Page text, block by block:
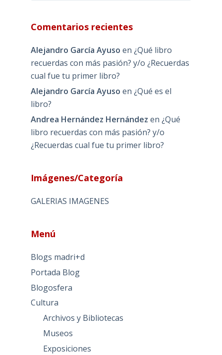
Comentarios recientes
Alejandro García Ayuso en ¿Qué libro
recuerdas con más pasión? y/o ¿Recuerdas
cual fue tu primer libro?
Alejandro García Ayuso en ¿Qué es el
libro?
Andrea Hernández Hernández en ¿Qué
libro recuerdas con más pasión? y/o
¿Recuerdas cual fue tu primer libro?
Imágenes/Categoría
GALERIAS IMAGENES
Menú
Blogs madri+d
Portada Blog
Blogosfera
Cultura
Archivos y Bibliotecas
Museos
Exposiciones